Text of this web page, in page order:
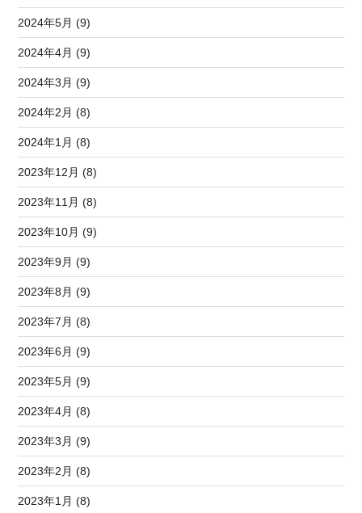
2024年5月 (9)
2024年4月 (9)
2024年3月 (9)
2024年2月 (8)
2024年1月 (8)
2023年12月 (8)
2023年11月 (8)
2023年10月 (9)
2023年9月 (9)
2023年8月 (9)
2023年7月 (8)
2023年6月 (9)
2023年5月 (9)
2023年4月 (8)
2023年3月 (9)
2023年2月 (8)
2023年1月 (8)